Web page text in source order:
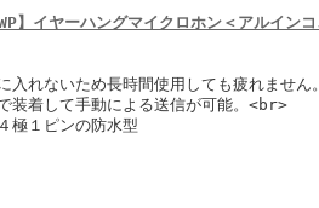
】イヤーハングマイクロホン＜アルインコ
入れないため長時間使用しても疲れません
装着して手動による送信が可能。<br>
極１ピンの防水型